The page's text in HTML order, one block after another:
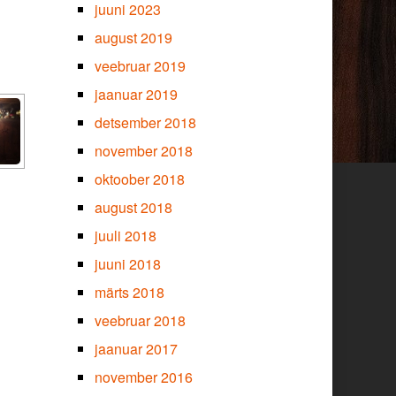
juuni 2023
august 2019
veebruar 2019
jaanuar 2019
detsember 2018
november 2018
oktoober 2018
august 2018
juuli 2018
juuni 2018
märts 2018
veebruar 2018
jaanuar 2017
november 2016